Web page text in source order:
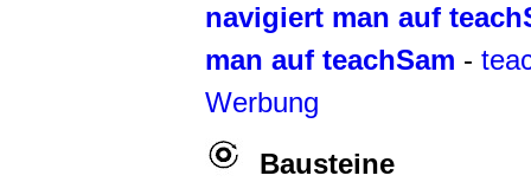
navigiert man auf
man auf teachSam -
Werbung
Bausteine